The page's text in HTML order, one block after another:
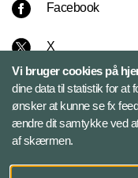
Facebook
X
Instagram
Bluesky
LinkedIn
Vi bruger cookies på
dine data til statistik for at
ønsker at kunne se fx
ændre dit samtykke ved
af skærmen.